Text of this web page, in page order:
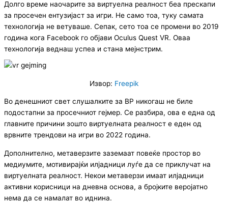
Долго време наочарите за виртуелна реалност беа прескапи
за просечен ентузијаст за игри. Не само тоа, туку самата
технологија не ветуваше. Сепак, сето тоа се промени во 2019
година кога Facebook го објави Oculus Quest VR. Оваа
технологија веднаш успеа и стана мејнстрим.
Извор: Freepik
Во денешниот свет слушалките за ВР никогаш не биле
подостапни за просечниот гејмер. Се разбира, ова е една од
главните причини зошто виртуелната реалност е еден од
врвните трендови на игри во 2022 година.
Дополнително, метаверзите заземаат повеќе простор во
медиумите, мотивирајќи илјадници луѓе да се приклучат на
виртуелната реалност. Некои метаверзи имаат илјадници
активни корисници на дневна основа, а бројките веројатно
нема да се намалат во иднина.